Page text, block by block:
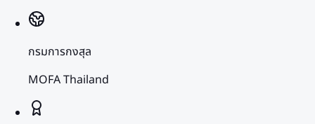
กรมการกงสุล
MOFA Thailand